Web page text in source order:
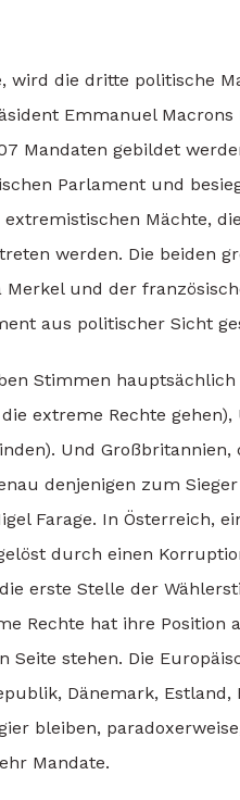
wird die dritte politische
Emmanuel
Mandaten gebildet
Parlament und
Mächte,
werden. Die beiden
und der
aus politischer Sicht
Stimmen
extreme Rechte
Und
denjenigen zum
Farage. In Österreich,
durch einen
erste Stelle der
Rechte hat ihre
Seite stehen. Die
Dänemark,
bleiben,
Mandate.